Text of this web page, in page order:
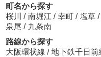
町名から探す
桜川 / 南堀江 / 幸町 / 塩草 /
泉尾 / 九条南
路線から探す
大阪環状線 / 地下鉄千日前